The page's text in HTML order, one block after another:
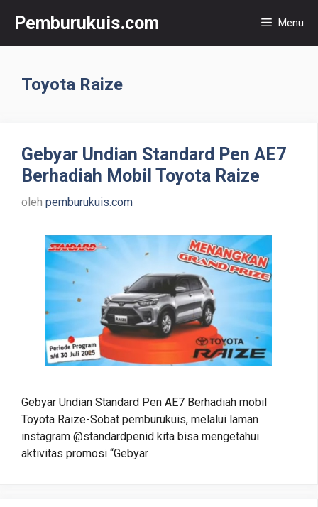
Pemburukuis.com Menu
Toyota Raize
Gebyar Undian Standard Pen AE7
Berhadiah Mobil Toyota Raize
oleh pemburukuis.com
Gebyar Undian Standard Pen AE7 Berhadiah mobil
Toyota Raize-Sobat pemburukuis, melalui laman
instagram @standardpenid kita bisa mengetahui
aktivitas promosi “Gebyar